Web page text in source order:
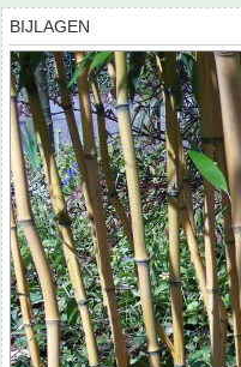
BIJLAGEN